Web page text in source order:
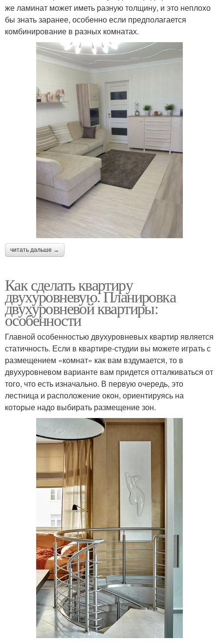
же ламинат может иметь разную толщину, и это неплохо
бы знать заранее, особенно если предполагается
комбинирование в разных комнатах.
читать дальше →
Как сделать квартиру
двухуровневую. Планировка
двухуровневой квартиры:
особенности
Главной особенностью двухуровневых квартир является
статичность. Если в квартире-студии вы можете играть с
размещением «комнат» как вам вздумается, то в
двухуровневом варианте вам придется отталкиваться от
того, что есть изначально. В первую очередь, это
лестница и расположение окон, ориентируясь на
которые надо выбирать размещение зон.